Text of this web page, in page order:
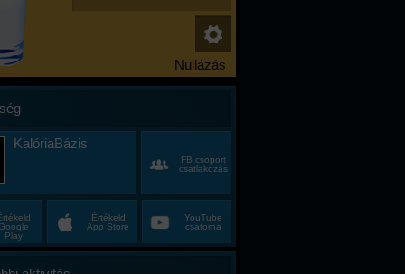
KalóriaBázis
FB csoport
csatlakozás
Play
Értékeld
App Store
YouTube
csatorna